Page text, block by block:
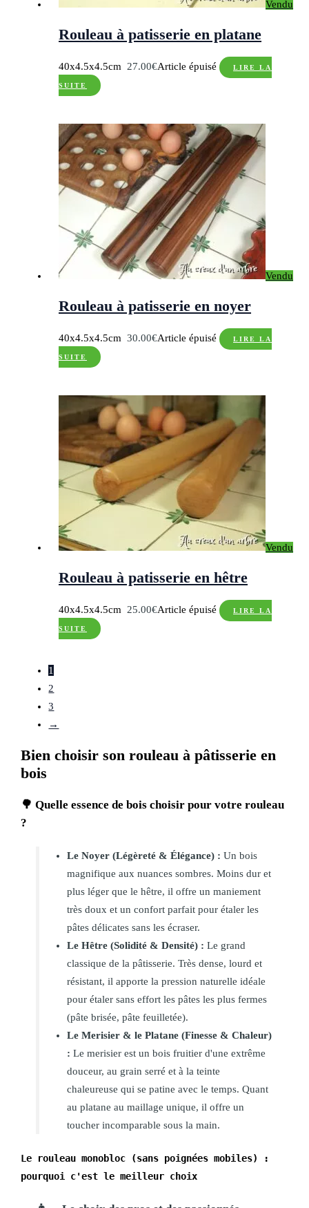
Vendu
Rouleau à patisserie en platane
40x4.5x4.5cm 27.00€Article épuisé LIRE LA
SUITE
Vendu
Rouleau à patisserie en noyer
40x4.5x4.5cm30.00€Article épuisé LIRE LA
SUITE
Vendu
Rouleau à patisserie en hêtre
40x4.5x4.5cm 25.00€Article épuisé LIRE LA
SUITE
1
2
3
→
Bien choisir son rouleau à pâtisserie en
bois
🌳 Quelle essence de bois choisir pour votre rouleau
?
Le Noyer (Légèreté & Élégance) : Un bois
magnifique aux nuances sombres. Moins dur et
plus léger que le hêtre, il offre un maniement
très doux et un confort parfait pour étaler les
pâtes délicates sans les écraser.
Le Hêtre (Solidité & Densité) : Le grand
classique de la pâtisserie. Très dense, lourd et
résistant, il apporte la pression naturelle idéale
pour étaler sans effort les pâtes les plus fermes
(pâte brisée, pâte feuilletée).
Le Merisier & le Platane (Finesse & Chaleur)
: Le merisier est un bois fruitier d'une extrême
douceur, au grain serré et à la teinte
chaleureuse qui se patine avec le temps. Quant
au platane au maillage unique, il offre un
toucher incomparable sous la main.
Le rouleau monobloc (sans poignées mobiles) :
pourquoi c'est le meilleur choix